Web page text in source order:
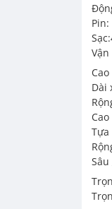
Dài
Tựa